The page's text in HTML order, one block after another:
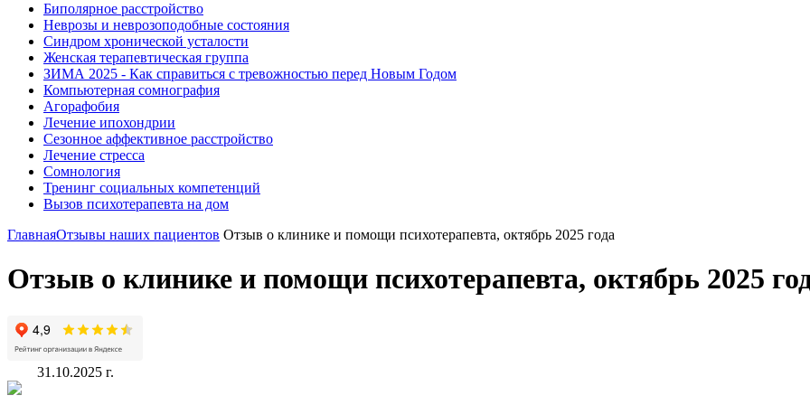
Биполярное расстройство
Неврозы и неврозоподобные состояния
Синдром хронической усталости
Женская терапевтическая группа
ЗИМА 2025 - Как справиться с тревожностью перед Новым Годом
Компьютерная сомнография
Агорафобия
Лечение ипохондрии
Сезонное аффективное расстройство
Лечение стресса
Сомнология
Тренинг социальных компетенций
Вызов психотерапевта на дом
ГлавнаяОтзывы наших пациентов Отзыв о клинике и помощи психотерапевта, октябрь 2025 года
Отзыв о клинике и помощи психотерапевта, октябрь 2025
31.10.2025 г.